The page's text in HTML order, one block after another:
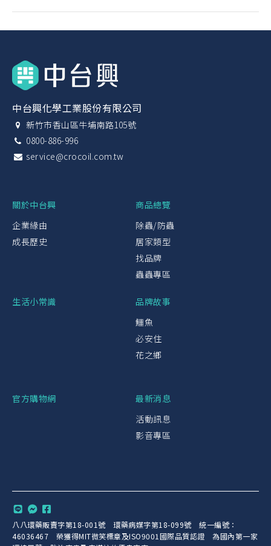
中台興化學工業股份有限公司
新竹市香山區牛埔南路105號
0800-886-996
service@crocoil.com.tw
關於中台興
企業緣由
成長歷史
商品總覽
除蟲/防蟲
居家類型
找品牌
蟲蟲專區
生活小常識
品牌故事
鱷魚
必安住
花之鄉
官方購物網
最新消息
活動訊息
影音專區
八八環藥販賣字第18-001號 環藥病媒字第18-099號 統一編號：
46036467 榮獲得MIT微笑標章及ISO9001國際品質認證 為國內第一家